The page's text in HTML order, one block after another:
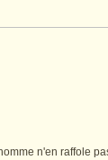
n'en raffole